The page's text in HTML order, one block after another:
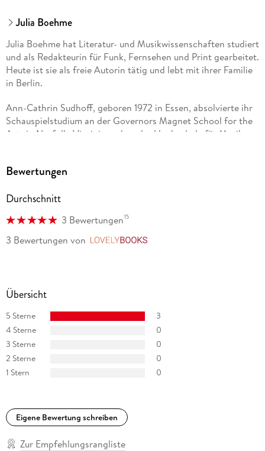
Julia Boehme
Julia Boehme hat Literatur- und Musikwissenschaften studiert
und als Redakteurin für Funk, Fernsehen und Print gearbeitet.
Heute ist sie als freie Autorin tätig und lebt mit ihrer Familie
in Berlin.
Ann-Cathrin Sudhoff, geboren 1972 in Essen, absolvierte ihr
Schauspielstudium an der Governors Magnet School for the
Arts in Norfolk, Virginia und an der Hochschule für Musik
Bewertungen
Durchschnitt
3 Bewertungen15
3 Bewertungen von
Übersicht
5 Sterne
3
4 Sterne
0
3 Sterne
0
2 Sterne
0
1 Stern
0
Eigene Bewertung schreiben
Zur Empfehlungsrangliste